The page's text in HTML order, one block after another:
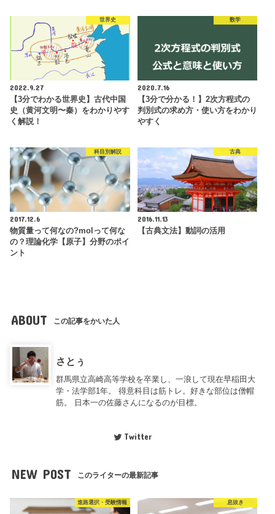
世界史
2022.9.27
【3分でわかる世界史】古代中国
史（黄河文明〜秦）をわかりやす
く解説！
数学
2020.7.16
【3分で分かる！】2次方程式の
判別式の求め方・使い方をわかり
やすく
科目別解説
2017.12.6
物質量って何なの?molって何な
の？理論化学【原子】分野のポイ
ント
古典
2016.11.13
【古典文法】動詞の活用
ABOUT この記事をかいた人
さとぅ
群馬県立高崎高等学校を卒業し、一浪して現在早稲田大
学・法学部1年。 得意科目は筋トレ。好きな部位は僧帽
筋。 日本一の佐藤さんになるのが目標。
Twitter
NEW POST このライターの最新記事
進路選択・受験情報 息抜き